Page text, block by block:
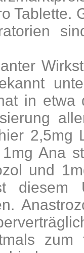
Tablette.
in
2,5mg
Ana
und
diesem
zum